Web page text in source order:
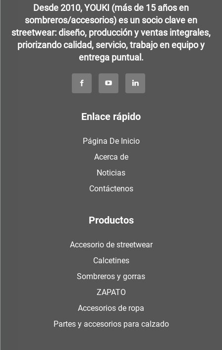
Desde 2010, YOUKI (más de 15 años en
sombreros/accesorios) es un socio clave en
streetwear: diseño, producción y ventas integrales,
priorizando calidad, servicio, trabajo en equipo y
entrega puntual.
Enlace rápido
Página De Inicio
Acerca de
Noticias
Contáctenos
Productos
Accesorio de streetwear
Calcetines
Sombreros y gorras
ZAPATO
Accesorios de ropa
Partes y accesorios para calzado